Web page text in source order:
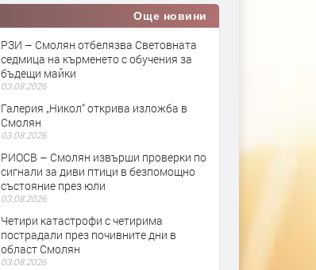
Още новини
РЗИ – Смолян отбелязва Световната
седмица на кърменето с обучения за
бъдещи майки
03.08.2026
Галерия „Никол“ открива изложба в
Смолян
03.08.2026
РИОСВ – Смолян извърши проверки по
сигнали за диви птици в безпомощно
състояние през юли
03.08.2026
Четири катастрофи с четирима
пострадали през почивните дни в
област Смолян
03.08.2026